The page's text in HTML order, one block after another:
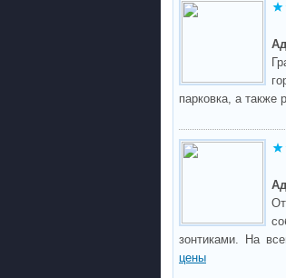
парковка, а также
зонтиками. На
цены